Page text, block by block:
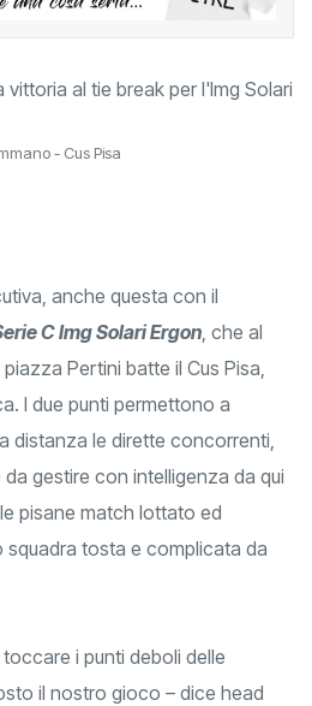
- Cus Pisa
anche questa con il
C Img Solari Ergon , che al
Pertini batte il Cus Pisa,
I due punti permettono a
distanza le dirette concorrenti,
gestire con intelligenza da qui
pisane match lottato ed
squadra tosta e complicata da
i punti deboli delle
il nostro gioco – dice head